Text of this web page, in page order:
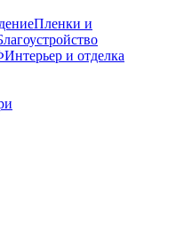
Пленки и
Интерьер и отделка